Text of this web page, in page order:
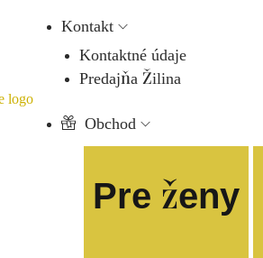
Kontakt
Kontaktné údaje
Predajňa Žilina
Obchod
Pre ženy